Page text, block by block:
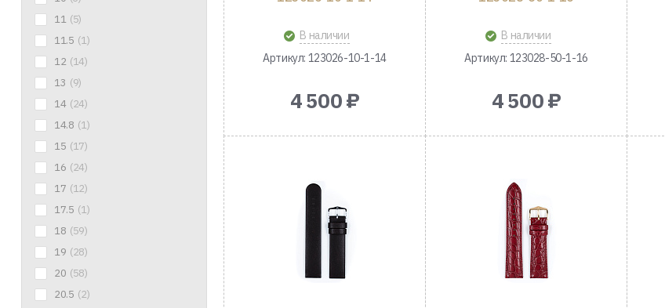
11 (5)
11.5 (1)
12 (14)
13 (9)
14 (24)
14.8 (1)
15 (17)
16 (24)
17 (12)
17.5 (1)
18 (59)
19 (28)
20 (58)
20.5 (2)
В наличии
Артикул: 123026-10-1-14
4 500 ₽
В наличии
Артикул: 123028-50-1-16
4 500 ₽